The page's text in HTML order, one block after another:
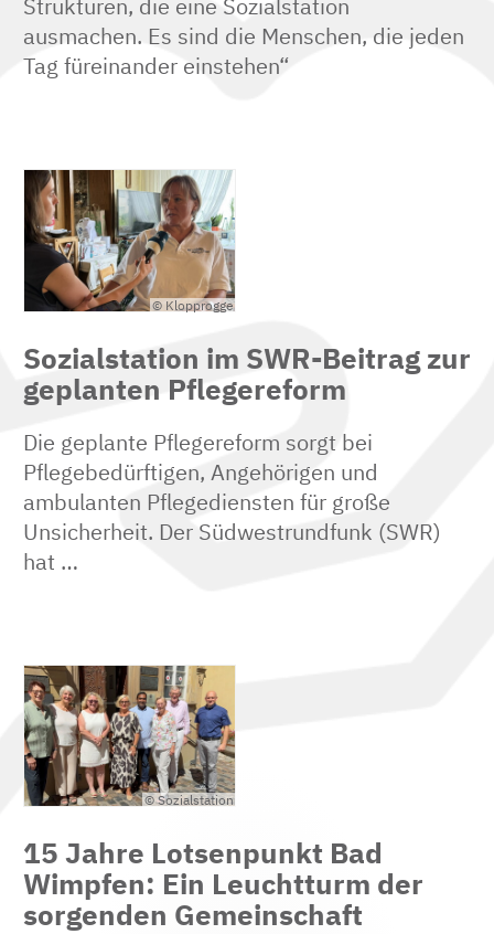
Strukturen, die eine Sozialstation
ausmachen. Es sind die Menschen, die jeden
Tag füreinander einstehen“
© Klopprogge
Sozialstation im SWR-Beitrag zur
geplanten Pflegereform
Die geplante Pflegereform sorgt bei
Pflegebedürftigen, Angehörigen und
ambulanten Pflegediensten für große
Unsicherheit. Der Südwestrundfunk (SWR)
hat …
© Sozialstation
15 Jahre Lotsenpunkt Bad
Wimpfen: Ein Leuchtturm der
sorgenden Gemeinschaft